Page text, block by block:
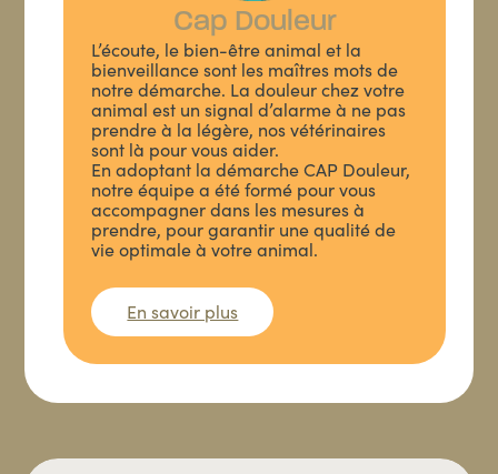
Cap Douleur
L’écoute, le bien-être animal et la
bienveillance sont les maîtres mots de
notre démarche. La douleur chez votre
animal est un signal d’alarme à ne pas
prendre à la légère, nos vétérinaires
sont là pour vous aider.
En adoptant la démarche CAP Douleur,
notre équipe a été formé pour vous
accompagner dans les mesures à
prendre, pour garantir une qualité de
vie optimale à votre animal.
En savoir plus